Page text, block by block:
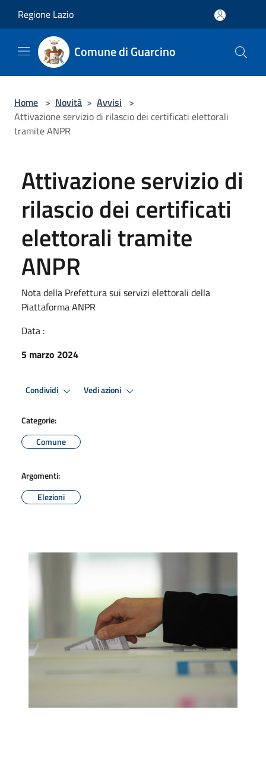
Regione Lazio
Comune di Guarcino
Home > Novità > Avvisi >
Attivazione servizio di rilascio dei certificati elettorali
tramite ANPR
Attivazione servizio di
rilascio dei certificati
elettorali tramite
ANPR
Nota della Prefettura sui servizi elettorali della
Piattaforma ANPR
Data :
5 marzo 2024
Condividi Vedi azioni
Categorie:
Comune
Argomenti:
Elezioni